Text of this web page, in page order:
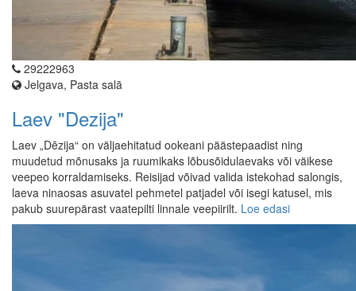
29222963
Jelgava, Pasta salā
Laev "Dezija"
Laev „Dēzija“ on väljaehitatud ookeani päästepaadist ning
muudetud mõnusaks ja ruumikaks lõbusõidulaevaks või väikese
veepeo korraldamiseks. Reisijad võivad valida istekohad salongis,
laeva ninaosas asuvatel pehmetel patjadel või isegi katusel, mis
pakub suurepärast vaatepilti linnale veepiirilt. Loe edasi